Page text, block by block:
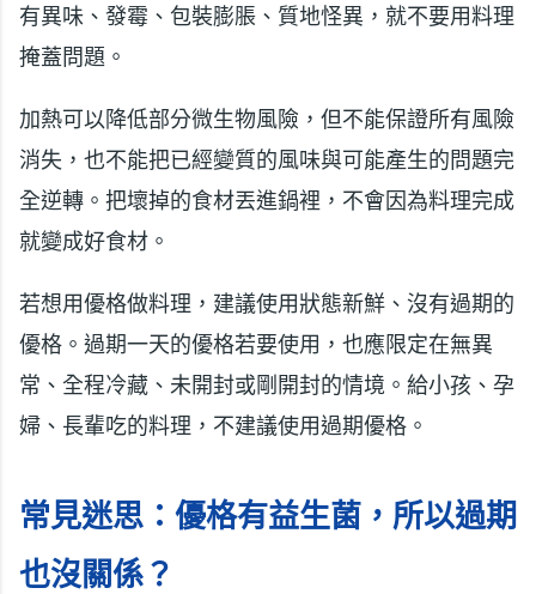
有異味、發霉、包裝膨脹、質地怪異，就不要用料理
掩蓋問題。
加熱可以降低部分微生物風險，但不能保證所有風險
消失，也不能把已經變質的風味與可能產生的問題完
全逆轉。把壞掉的食材丟進鍋裡，不會因為料理完成
就變成好食材。
若想用優格做料理，建議使用狀態新鮮、沒有過期的
優格。過期一天的優格若要使用，也應限定在無異
常、全程冷藏、未開封或剛開封的情境。給小孩、孕
婦、長輩吃的料理，不建議使用過期優格。
常見迷思：優格有益生菌，所以過期
也沒關係？